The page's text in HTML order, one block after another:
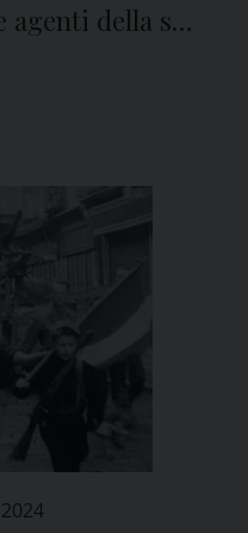
della sua